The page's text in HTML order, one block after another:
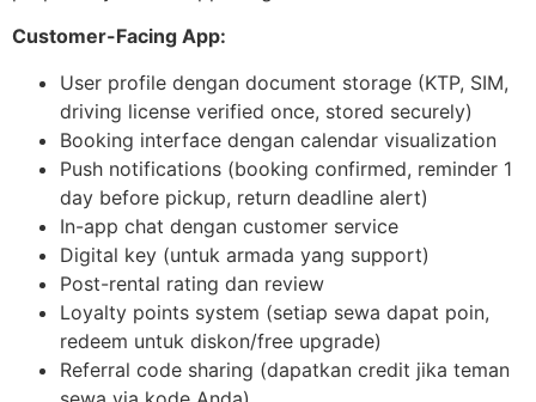
Customer-Facing App:
User profile dengan document storage (KTP, SIM,
driving license verified once, stored securely)
Booking interface dengan calendar visualization
Push notifications (booking confirmed, reminder 1
day before pickup, return deadline alert)
In-app chat dengan customer service
Digital key (untuk armada yang support)
Post-rental rating dan review
Loyalty points system (setiap sewa dapat poin,
redeem untuk diskon/free upgrade)
Referral code sharing (dapatkan credit jika teman